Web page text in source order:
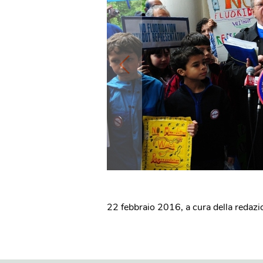
22 febbraio 2016, a cura della